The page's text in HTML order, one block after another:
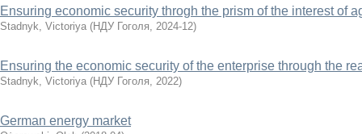
Ensuring economic security throgh the prism of the interest of
Stadnyk, Victoriya (НДУ Гоголя, 2024-12)
Ensuring the economic security of the enterprise through the
Stadnyk, Victoriya (НДУ Гоголя, 2022)
German energy market